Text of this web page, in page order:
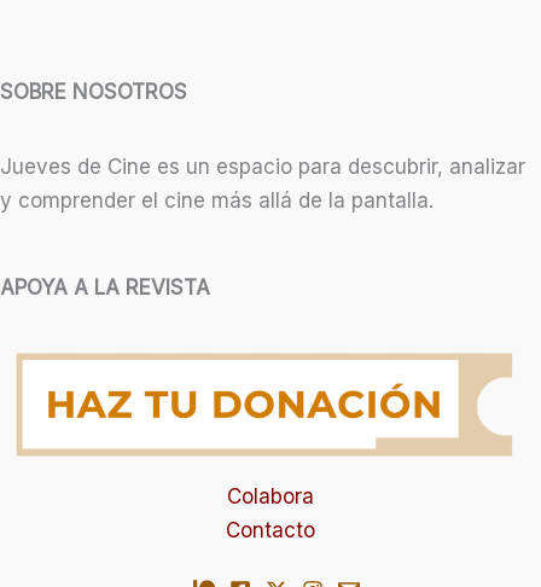
SOBRE NOSOTROS
Jueves de Cine es un espacio para descubrir, analizar
y comprender el cine más allá de la pantalla.
APOYA A LA REVISTA
Colabora
Contacto